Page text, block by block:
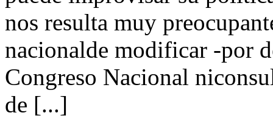
nos resulta muy
nacionalde modificar -por
Congreso Nacional
de [...]